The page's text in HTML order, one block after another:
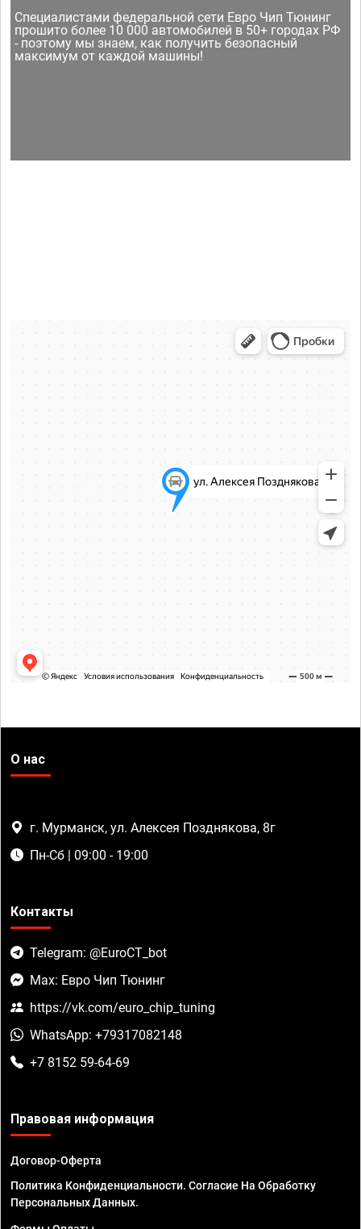
Специалистами федеральной сети Евро Чип Тюнинг
прошито более 10 000 автомобилей в 50+ городах РФ
- поэтому мы знаем, как получить безопасный
максимум от каждой машины!
О нас
г. Мурманск, ул. Алексея Позднякова, 8г
Пн-Сб | 09:00 - 19:00
Контакты
Telegram: @EuroCT_bot
Max: Евро Чип Тюнинг
https://vk.com/euro_chip_tuning
WhatsApp: +79317082148
+7 8152 59-64-69
Правовая информация
Договор-Оферта
Политика Конфиденциальности. Согласие На Обработку
Персональных Данных.